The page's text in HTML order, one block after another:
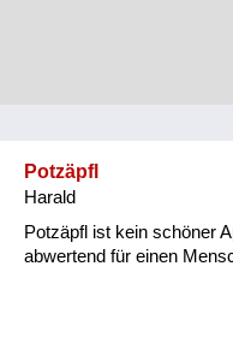
Potzäpfl
Harald
Potzäpfl ist kein schöner
abwertend für einen